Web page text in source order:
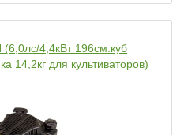
(6,0лс/4,4кВт 196см.куб
14,2кг для культиваторов)